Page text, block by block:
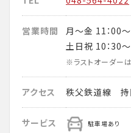
営業時間
月～金 11：00
土日祝 10：30
※ラストオーダー
アクセス 秩父鉄道線
サービス 駐車場あり